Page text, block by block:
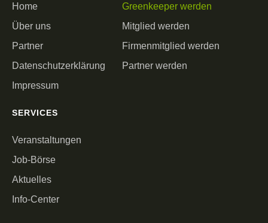
Home
Über uns
Partner
Datenschutzerklärung
Impressum
Greenkeeper werden
Mitglied werden
Firmenmitglied werden
Partner werden
SERVICES
Veranstaltungen
Job-Börse
Aktuelles
Info-Center